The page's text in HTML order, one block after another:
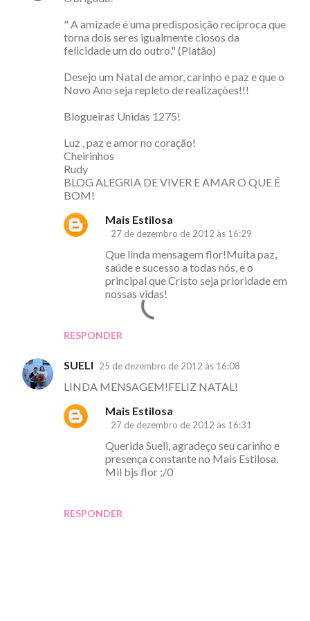
" A amizade é uma predisposição recíproca que
torna dois seres igualmente ciosos da
felicidade um do outro." (Platão)
Desejo um Natal de amor, carinho e paz e que o
Novo Ano seja repleto de realizações!!!
Blogueiras Unidas 1275!
Luz , paz e amor no coração!
Cheirinhos
Rudy
BLOG ALEGRIA DE VIVER E AMAR O QUE É
BOM!
RESPONDER
Mais Estilosa
27 de dezembro de 2012 às 16:29
Que linda mensagem flor!Muita paz,
saúde e sucesso a todas nós, e o
principal que Cristo seja prioridade em
nossas vidas!
SUELI 25 de dezembro de 2012 às 16:08
LINDA MENSAGEM!FELIZ NATAL!
RESPONDER
Mais Estilosa
27 de dezembro de 2012 às 16:31
Querida Sueli, agradeço seu carinho e
presença constante no Mais Estilosa.
Mil bjs flor ;/0